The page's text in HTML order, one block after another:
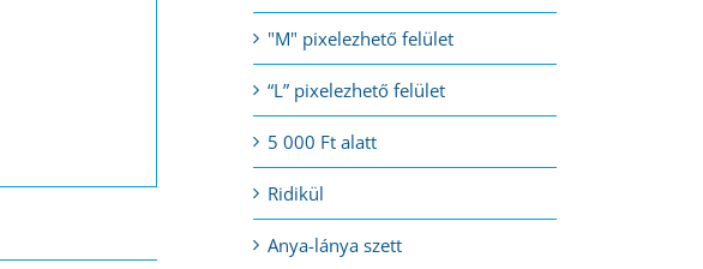
"M" pixelezhető felület
“L” pixelezhető felület
5 000 Ft alatt
Ridikül
Anya-lánya szett